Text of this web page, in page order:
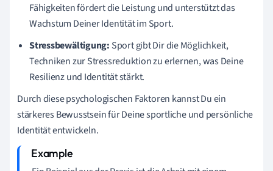
Fähigkeiten fördert die Leistung und unterstützt das
Wachstum Deiner Identität im Sport.
Stressbewältigung: Sport gibt Dir die Möglichkeit,
Techniken zur Stressreduktion zu erlernen, was Deine
Resilienz und Identität stärkt.
Durch diese psychologischen Faktoren kannst Du ein
stärkeres Bewusstsein für Deine sportliche und persönliche
Identität entwickeln.